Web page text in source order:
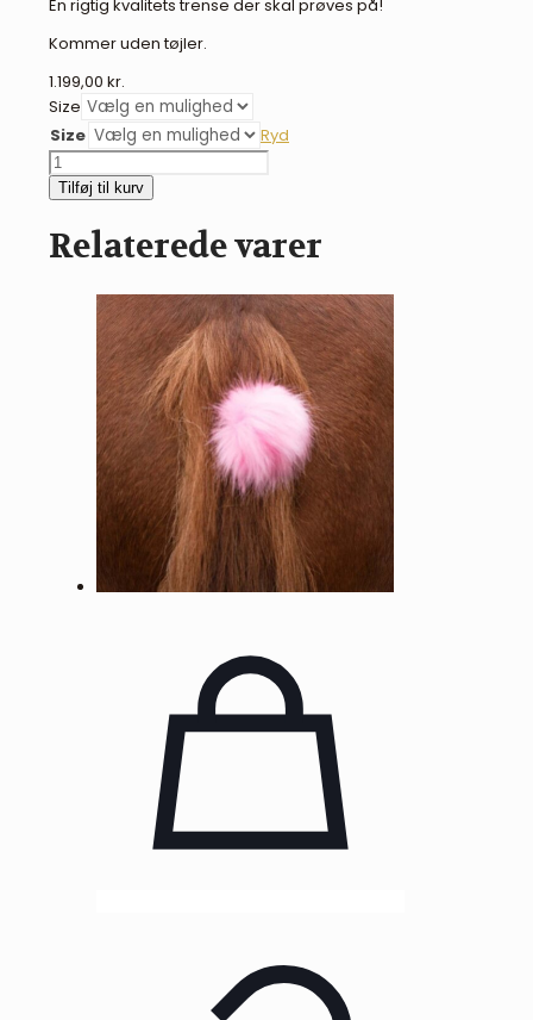
En rigtig kvalitets trense der skal prøves på!
Kommer uden tøjler.
1.199,00 kr.
Size
Size
Ryd
BR
Stanley
anatomisk
trense
antal
Tilføj til kurv
Relaterede varer